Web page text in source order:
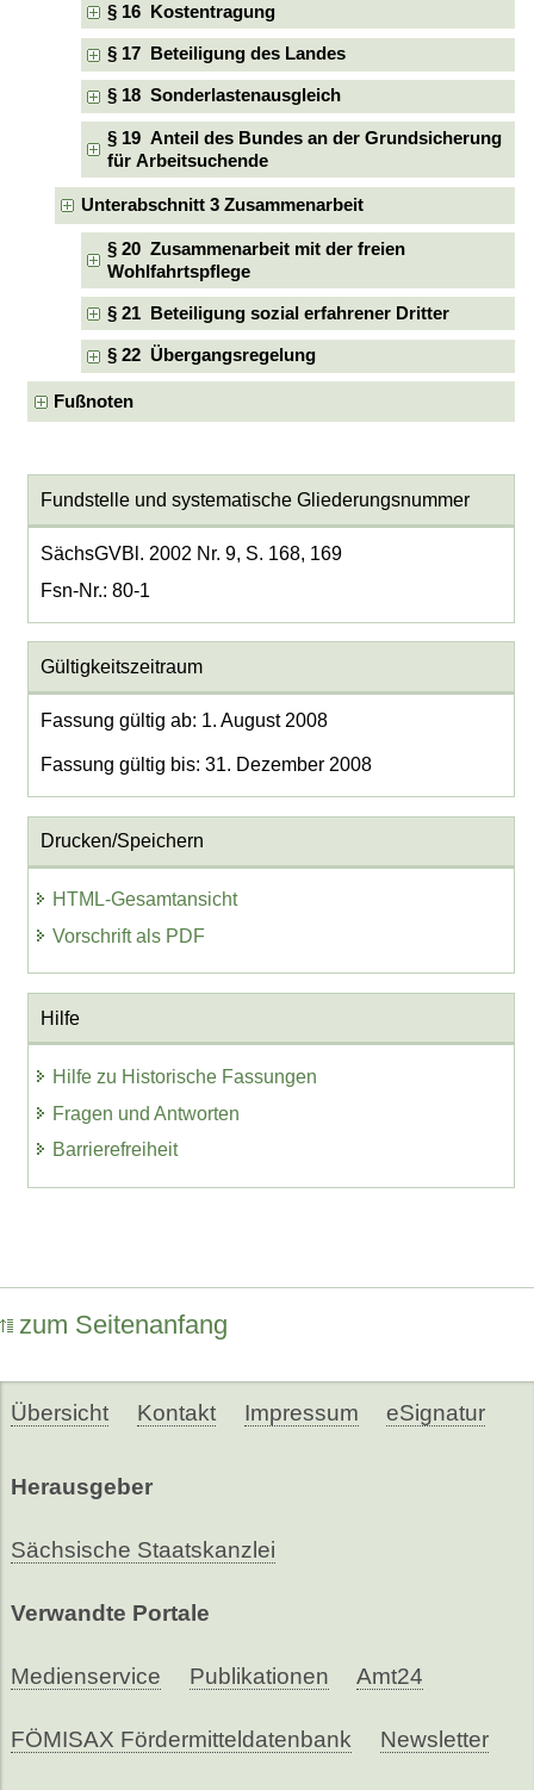
§ 16 Kostentragung
§ 17 Beteiligung des Landes
§ 18 Sonderlastenausgleich
§ 19 Anteil des Bundes an der Grundsicherung
für Arbeitsuchende
Unterabschnitt 3 Zusammenarbeit
§ 20 Zusammenarbeit mit der freien
Wohlfahrtspflege
§ 21 Beteiligung sozial erfahrener Dritter
§ 22 Übergangsregelung
Fußnoten
Fundstelle und systematische Gliederungsnummer
SächsGVBl. 2002 Nr. 9, S. 168, 169
Fsn-Nr.: 80-1
Gültigkeitszeitraum
Fassung gültig ab: 1. August 2008
Fassung gültig bis: 31. Dezember 2008
Drucken/Speichern
HTML-Gesamtansicht
Vorschrift als PDF
Hilfe
Hilfe zu Historische Fassungen
Fragen und Antworten
Barrierefreiheit
zum Seitenanfang
Übersicht Kontakt Impressum eSignatur
Herausgeber
Sächsische Staatskanzlei
Verwandte Portale
Medienservice Publikationen Amt24
FÖMISAX Fördermitteldatenbank Newsletter